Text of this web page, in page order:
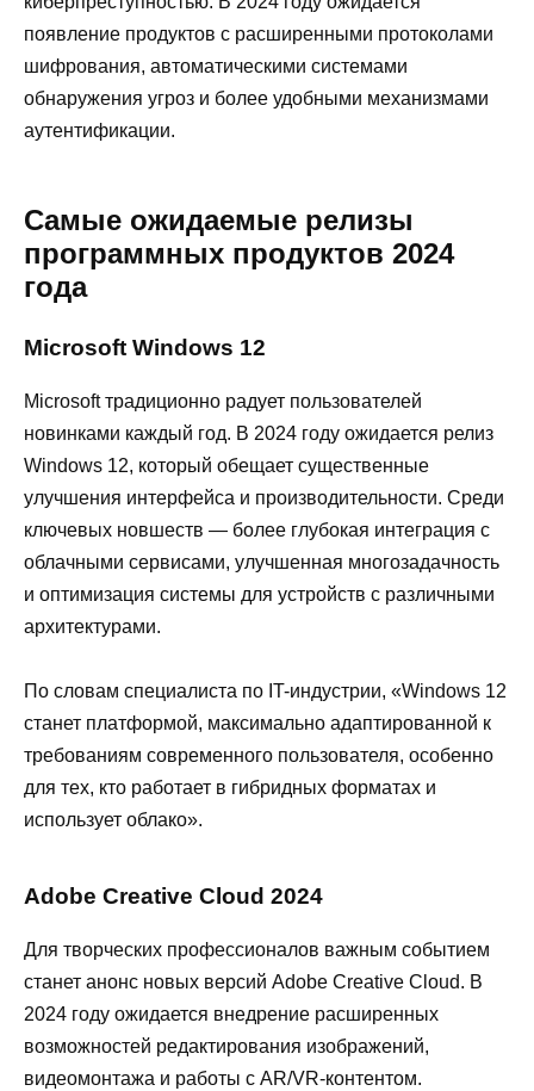
появление продуктов с расширенными протоколами
шифрования, автоматическими системами
обнаружения угроз и более удобными механизмами
аутентификации.
Самые ожидаемые релизы
программных продуктов 2024
года
Microsoft Windows 12
Microsoft традиционно радует пользователей
новинками каждый год. В 2024 году ожидается релиз
Windows 12, который обещает существенные
улучшения интерфейса и производительности. Среди
ключевых новшеств — более глубокая интеграция с
облачными сервисами, улучшенная многозадачность
и оптимизация системы для устройств с различными
архитектурами.
По словам специалиста по IT-индустрии, «Windows 12
станет платформой, максимально адаптированной к
требованиям современного пользователя, особенно
для тех, кто работает в гибридных форматах и
использует облако».
Adobe Creative Cloud 2024
Для творческих профессионалов важным событием
станет анонс новых версий Adobe Creative Cloud. В
2024 году ожидается внедрение расширенных
возможностей редактирования изображений,
видеомонтажа и работы с AR/VR-контентом.